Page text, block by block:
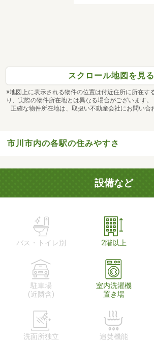
スクロール地図を見る
※地図上に表示される物件の位置は付近住所に所在す
り、実際の物件所在地とは異なる場合がございます。
正確な物件所在地は、取扱い不動産会社にお問い合
市川市内の各駅の住みやすさ
設備など
バス・トイレ別 2階以上
駐車場
(近隣含)
室内洗濯機
置き場
洗面所独立 追焚機能